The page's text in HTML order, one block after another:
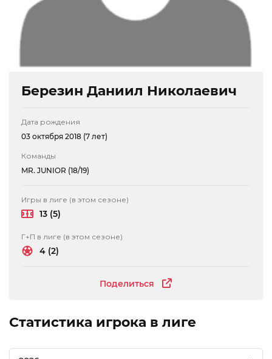
Березин Даниил Николаевич
Поделиться
Дата рождения
03 октября 2018 (7 лет)
Команды
MR. JUNIOR (18/19)
Игры в лиге (в этом сезоне)
13 (5)
Г+П в лиге (в этом сезоне)
4 (2)
Статистика игрока в лиге